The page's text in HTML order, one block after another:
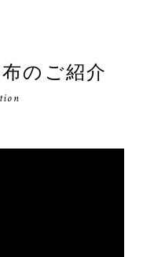
のご紹介